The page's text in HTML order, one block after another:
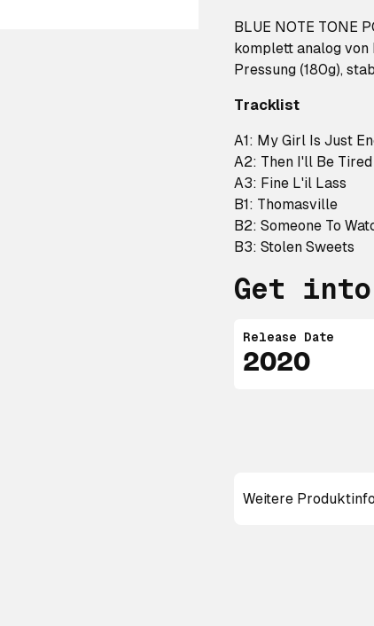
BLUE NOTE TONE
komplett analog von
Pressung (180g),
Tracklist
A1: My Girl Is Just
A2: Then I'll Be Tired
A3: Fine L'il Lass
B1: Thomasville
B2: Someone To
B3: Stolen Sweets
Get
Release Date
2020
Weitere